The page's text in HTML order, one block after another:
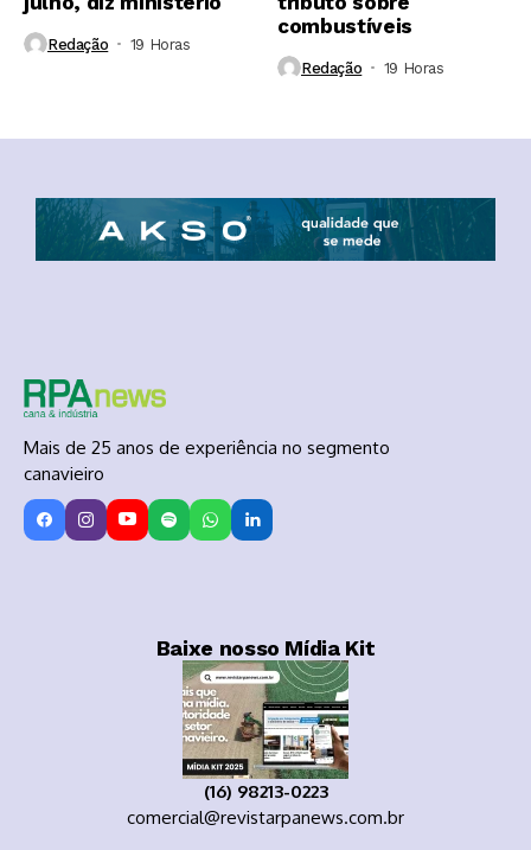
Redação 19 Horas ⁮
combustíveis
Redação 19 Horas ⁮
Mais de 25 anos de experiência no segmento
canavieiro
Baixe nosso Mídia Kit
(16) 98213-0223
comercial@revistarpanews.com.br